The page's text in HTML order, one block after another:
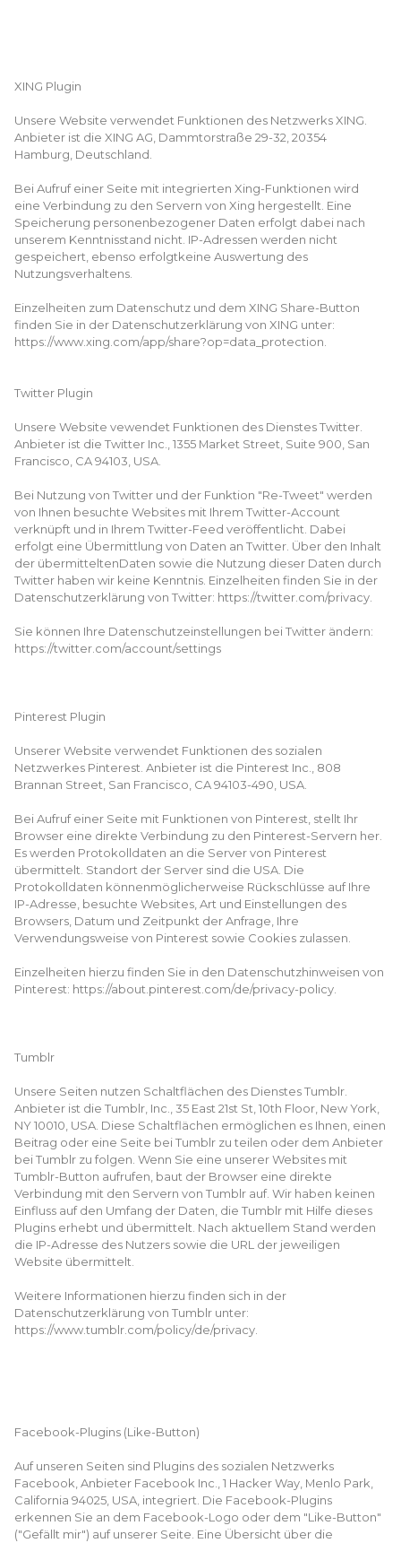
XING Plugin
Unsere Website verwendet Funktionen des Netzwerks XING.
Anbieter ist die XING AG, Dammtorstraße 29-32, 20354
Hamburg, Deutschland.
Bei Aufruf einer Seite mit integrierten Xing-Funktionen wird
eine Verbindung zu den Servern von Xing hergestellt. Eine
Speicherung personenbezogener Daten erfolgt dabei nach
unserem Kenntnisstand nicht. IP-Adressen werden nicht
gespeichert, ebenso erfolgtkeine Auswertung des
Nutzungsverhaltens.
Einzelheiten zum Datenschutz und dem XING Share-Button
finden Sie in der Datenschutzerklärung von XING unter:
https://www.xing.com/app/share?op=data_protection.
Twitter Plugin
Unsere Website vewendet Funktionen des Dienstes Twitter.
Anbieter ist die Twitter Inc., 1355 Market Street, Suite 900, San
Francisco, CA 94103, USA.
Bei Nutzung von Twitter und der Funktion "Re-Tweet" werden
von Ihnen besuchte Websites mit Ihrem Twitter-Account
verknüpft und in Ihrem Twitter-Feed veröffentlicht. Dabei
erfolgt eine Übermittlung von Daten an Twitter. Über den Inhalt
der übermitteltenDaten sowie die Nutzung dieser Daten durch
Twitter haben wir keine Kenntnis. Einzelheiten finden Sie in der
Datenschutzerklärung von Twitter: https://twitter.com/privacy.
Sie können Ihre Datenschutzeinstellungen bei Twitter ändern:
https://twitter.com/account/settings
Pinterest Plugin
Unserer Website verwendet Funktionen des sozialen
Netzwerkes Pinterest. Anbieter ist die Pinterest Inc., 808
Brannan Street, San Francisco, CA 94103-490, USA.
Bei Aufruf einer Seite mit Funktionen von Pinterest, stellt Ihr
Browser eine direkte Verbindung zu den Pinterest-Servern her.
Es werden Protokolldaten an die Server von Pinterest
übermittelt. Standort der Server sind die USA. Die
Protokolldaten könnenmöglicherweise Rückschlüsse auf Ihre
IP-Adresse, besuchte Websites, Art und Einstellungen des
Browsers, Datum und Zeitpunkt der Anfrage, Ihre
Verwendungsweise von Pinterest sowie Cookies zulassen.
Einzelheiten hierzu finden Sie in den Datenschutzhinweisen von
Pinterest: https://about.pinterest.com/de/privacy-policy.
Tumblr
Unsere Seiten nutzen Schaltflächen des Dienstes Tumblr.
Anbieter ist die Tumblr, Inc., 35 East 21st St, 10th Floor, New York,
NY 10010, USA. Diese Schaltflächen ermöglichen es Ihnen, einen
Beitrag oder eine Seite bei Tumblr zu teilen oder dem Anbieter
bei Tumblr zu folgen. Wenn Sie eine unserer Websites mit
Tumblr-Button aufrufen, baut der Browser eine direkte
Verbindung mit den Servern von Tumblr auf. Wir haben keinen
Einfluss auf den Umfang der Daten, die Tumblr mit Hilfe dieses
Plugins erhebt und übermittelt. Nach aktuellem Stand werden
die IP-Adresse des Nutzers sowie die URL der jeweiligen
Website übermittelt.
Weitere Informationen hierzu finden sich in der
Datenschutzerklärung von Tumblr unter:
https://www.tumblr.com/policy/de/privacy.
Facebook-Plugins (Like-Button)
Auf unseren Seiten sind Plugins des sozialen Netzwerks
Facebook, Anbieter Facebook Inc., 1 Hacker Way, Menlo Park,
California 94025, USA, integriert. Die Facebook-Plugins
erkennen Sie an dem Facebook-Logo oder dem "Like-Button"
("Gefällt mir") auf unserer Seite. Eine Übersicht über die